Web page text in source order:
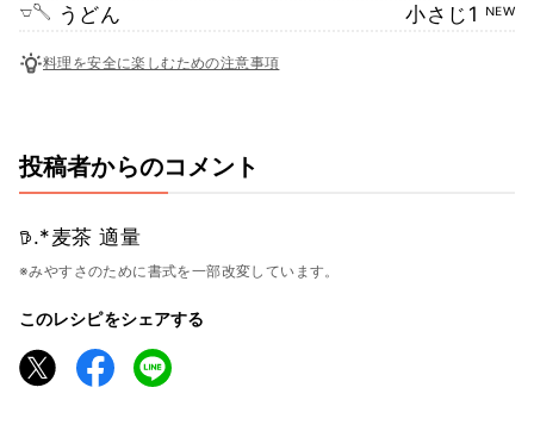
𓎻𓌈 うどん
小さじ1 ᴺᴱᵂ
料理を安全に楽しむための注意事項
投稿者からのコメント
𖠚.*麦茶 適量
※みやすさのために書式を一部改変しています。
このレシピをシェアする